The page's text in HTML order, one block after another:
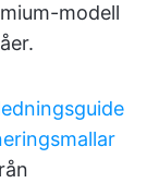
modell